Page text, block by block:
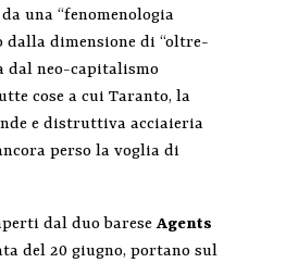
una “fenomenologia
dalla dimensione di “oltre-
dal neo-capitalismo
cose a cui Taranto, la
e distruttiva acciaieria
perso la voglia di
dal duo bareseAgents
del 20 giugno, portano sul